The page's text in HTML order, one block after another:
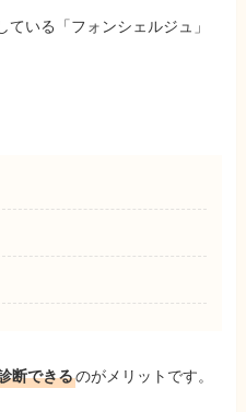
いる「フォンシェルジュ」
断できるのがメリットです。